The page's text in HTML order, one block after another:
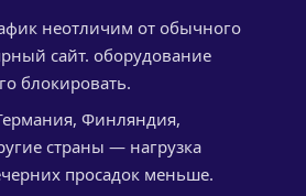
неотличим от обычного
сайт. оборудование
блокировать.
Финляндия,
страны — нагрузка
просадок меньше.